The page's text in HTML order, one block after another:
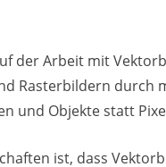
der Arbeit mit
Rasterbildern
und Objekte statt
ist, dass